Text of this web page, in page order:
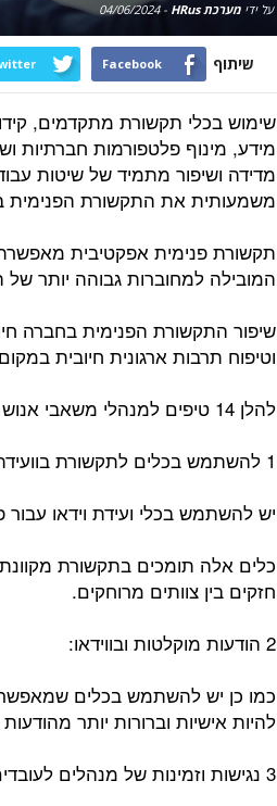
על ידימערכת HRus -
04/06/2024
שיתוף Facebook
שימוש בכלי תקשורת מתקדמים,
מידע, מינוף פלטפורמות חברתיות
מדידה ושיפור מתמיד של שיטות
משמעותית את התקשורת הפנימית
תקשורת פנימית אפקטיבית
המובילה למחוברות גבוהה יותר של
שיפור התקשורת הפנימית בחברה
וטיפוח תרבות ארגונית חיובית
להלן 14 טיפים למנהלי משאבי אנוש לשיפור התקשורת הפנימית בארגון:
1 להשתמש בכלים לתקשורת בוועידת וידאו:
יש להשתמש בכלי ועידת וידאו עבור
כלים אלה תומכים בתקשורת
חזקים בין צוותים מרוחקים.
2 הודעות מוקלטות ובווידאו:
כמו כן יש להשתמש בכלים
להיות אישיות וברורות יותר
3 נגישות וזמינות של מנהלים לעובדים: